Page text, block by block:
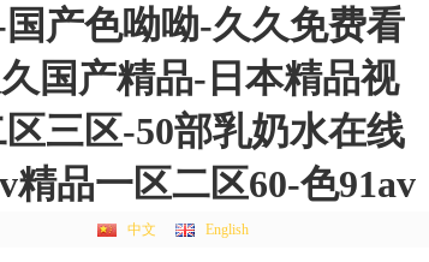
产色呦呦-久久免费看
国产精品-日本精品视
三区-50部乳奶水在线
品一区二区60-色91av
中文 English